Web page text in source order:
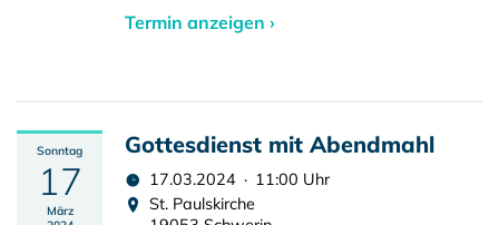
Termin anzeigen ›
Sonntag
17
März
Gottesdienst mit Abendmahl
17.03.2024 · 11:00 Uhr
St. Paulskirche